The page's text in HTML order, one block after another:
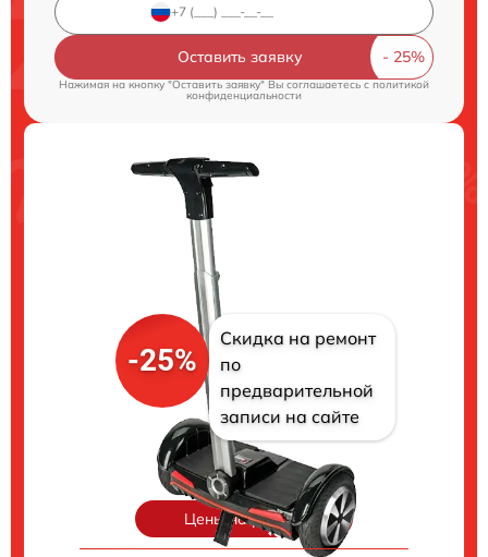
Оставить заявку
Нажимая на кнопку "Оставить заявку" Вы соглашаетесь cполитикой
конфиденциальности
-25%
Скидка на ремонт
по
предварительной
записи на сайте
Цены на ремонт